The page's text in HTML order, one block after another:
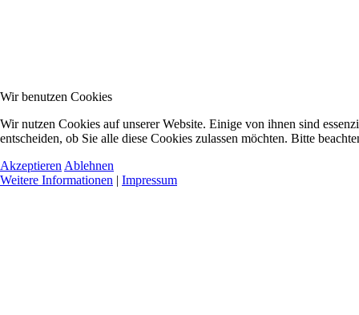
Wir benutzen Cookies
Wir nutzen Cookies auf unserer Website. Einige von ihnen sind
entscheiden, ob Sie alle diese Cookies zulassen möchten. Bitte
Akzeptieren Ablehnen
Weitere Informationen | Impressum